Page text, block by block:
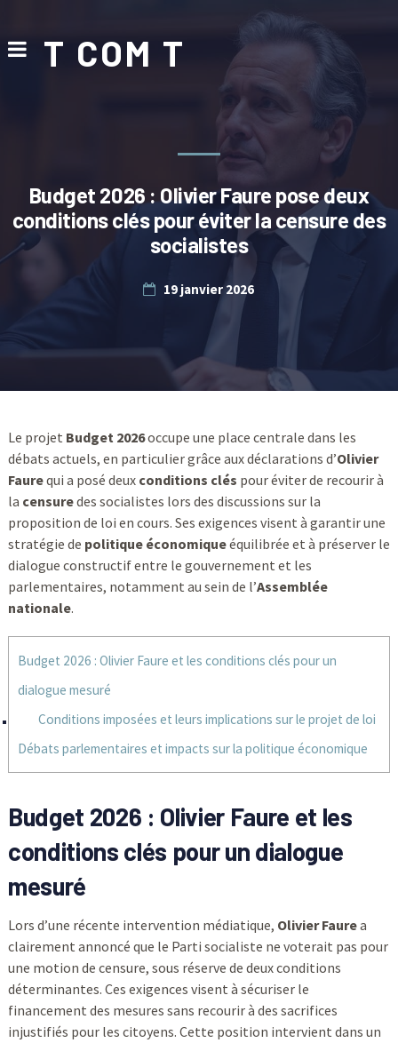
T COM T
Budget 2026 : Olivier Faure pose deux
conditions clés pour éviter la censure des
socialistes
19 janvier 2026
Le projet Budget 2026occupe une place centrale dans les
débats actuels, en particulier grâce aux déclarations d’Olivier
Faurequi a posé deux conditions clés pour éviter de recourir à
la censuredes socialistes lors des discussions sur la
proposition de loi en cours. Ses exigences visent à garantir une
stratégie de politique économiqueéquilibrée et à préserver le
dialogue constructif entre le gouvernement et les
parlementaires, notamment au sein de l’Assemblée
nationale.
Budget 2026 : Olivier Faure et les conditions clés pour un
dialogue mesuré
Conditions imposées et leurs implications sur le projet de loi
Débats parlementaires et impacts sur la politique économique
Budget 2026 : Olivier Faure et les
conditions clés pour un dialogue
mesuré
Lors d’une récente intervention médiatique, Olivier Faurea
clairement annoncé que le Parti socialiste ne voterait pas pour
une motion de censure, sous réserve de deux conditions
déterminantes. Ces exigences visent à sécuriser le
financement des mesures sans recourir à des sacrifices
injustifiés pour les citoyens. Cette position intervient dans un